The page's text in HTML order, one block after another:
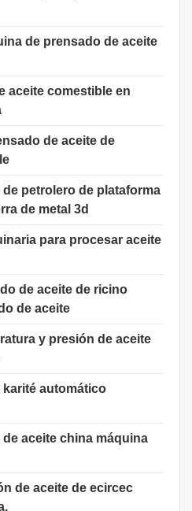
de prensado de aceite
aceite comestible en
de aceite de
petrolero de plataforma
de metal 3d
para procesar aceite
de aceite de ricino
de aceite
y presión de aceite
karité automático
aceite china máquina
de aceite de ecircec